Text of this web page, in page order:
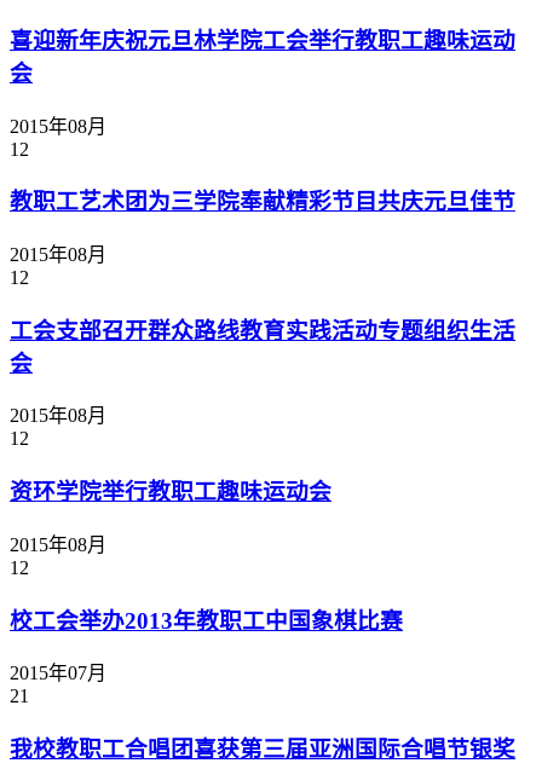
喜迎新年庆祝元旦林学院工会举行教职工趣味运动
会
2015年08月
12
教职工艺术团为三学院奉献精彩节目共庆元旦佳节
2015年08月
12
工会支部召开群众路线教育实践活动专题组织生活
会
2015年08月
12
资环学院举行教职工趣味运动会
2015年08月
12
校工会举办2013年教职工中国象棋比赛
2015年07月
21
我校教职工合唱团喜获第三届亚洲国际合唱节银奖